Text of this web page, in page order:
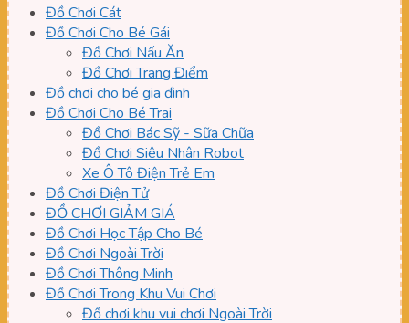
Đồ Chơi Cát
Đồ Chơi Cho Bé Gái
Đồ Chơi Nấu Ăn
Đồ Chơi Trang Điểm
Đồ chơi cho bé gia đình
Đồ Chơi Cho Bé Trai
Đồ Chơi Bác Sỹ - Sữa Chữa
Đồ Chơi Siêu Nhân Robot
Xe Ô Tô Điện Trẻ Em
Đồ Chơi Điện Tử
ĐỒ CHƠI GIẢM GIÁ
Đồ Chơi Học Tập Cho Bé
Đồ Chơi Ngoài Trời
Đồ Chơi Thông Minh
Đồ Chơi Trong Khu Vui Chơi
Đồ chơi khu vui chơi Ngoài Trời